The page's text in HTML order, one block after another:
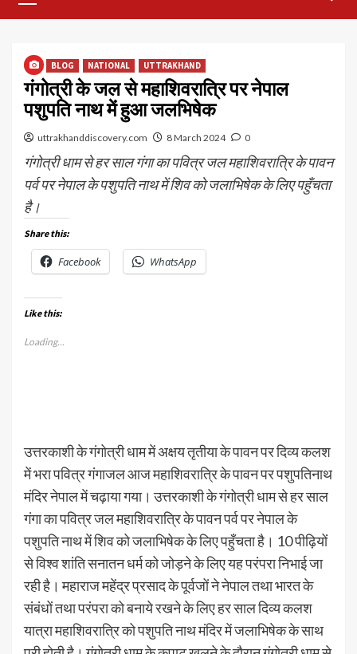
BLOG NATIONAL UTTRAKHAND
गंगोत्री के जल से महाशिवरात्रि पर नेपाल
पशुपति नाथ में हुआ जलभिषेक
uttrakhanddiscovery.com 8 March 2024 0
गंगोत्री धाम से हर साल गंगा का पवित्र जल महाशिवरात्रि के पावन
पर्व पर नेपाल के पशुपति नाथ में शिव को जलाभिषेक के लिए पहुँचता
है।
Share this:
Facebook WhatsApp
Like this:
Loading...
उत्तरकाशी के गंगोत्री धाम में अक्षय तृतीया के पावन पर दिव्य कलश
में भरा पवित्र गंगाजल आज महाशिवरात्रि के पावन पर पशुपतिनाथ
मंदिर नेपाल में चढ़ाया गया। उत्तरकाशी के गंगोत्री धाम से हर साल
गंगा का पवित्र जल महाशिवरात्रि के पावन पर्व पर नेपाल के
पशुपति नाथ में शिव को जलाभिषेक के लिए पहुँचता है। 10 पीढ़ियों
से विश्व शांति सनातन धर्म को जोड़ने के लिए यह परंपरा निभाई जा
रही है। महाराज महेंद्र प्रसाद के पूर्वजों ने नेपाल तथा भारत के
संबंधों तथा परंपरा को बनाये रखने के लिए हर साल दिव्य कलश
यात्रा महाशिवरात्रि को पशुपति नाथ मंदिर में जलाभिषेक के साथ